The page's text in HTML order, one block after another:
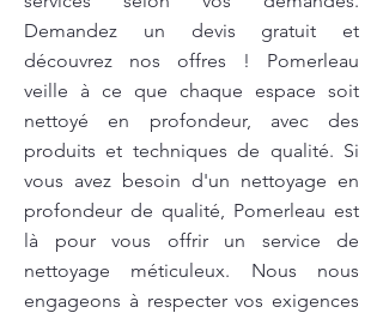
Demandez un devis gratuit et
découvrez nos offres ! Pomerleau
veille à ce que chaque espace soit
nettoyé en profondeur, avec des
produits et techniques de qualité. Si
vous avez besoin d'un nettoyage en
profondeur de qualité, Pomerleau est
là pour vous offrir un service de
nettoyage méticuleux. Nous nous
engageons à respecter vos exigences